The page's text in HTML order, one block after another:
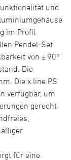
und
im Profil
Pendel-Set
von ± 90°
Die
Die x.line PS
verfügbar, um
gerecht
für eine